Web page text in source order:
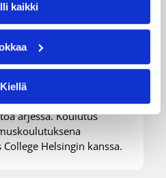
kaikki
Kiellä
ja liikunta-alan yrityksiä
kehittämisessä sekä
arjessa. Koulutus
Helsingin kanssa.